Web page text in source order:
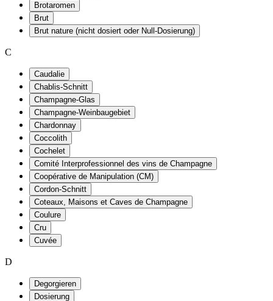
Brotaromen
Brut
Brut nature (nicht dosiert oder Null-Dosierung)
C
Caudalie
Chablis-Schnitt
Champagne-Glas
Champagne-Weinbaugebiet
Chardonnay
Coccolith
Cochelet
Comité Interprofessionnel des vins de Champagne
Coopérative de Manipulation (CM)
Cordon-Schnitt
Coteaux, Maisons et Caves de Champagne
Coulure
Cru
Cuvée
D
Degorgieren
Dosierung